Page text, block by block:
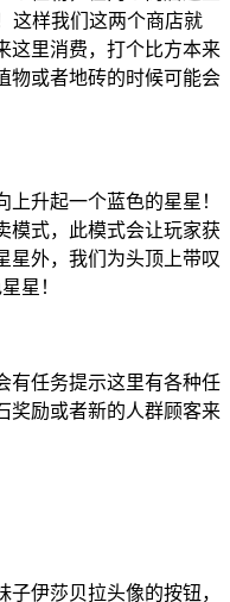
这样我们这两个商店就
这里消费，打个比方本来
物或者地砖的时候可能会
升起一个蓝色的星星！
模式，此模式会让玩家获
星外，我们为头顶上带叹
星！
有任务提示这里有各种任
奖励或者新的人群顾客来
伊莎贝拉头像的按钮，